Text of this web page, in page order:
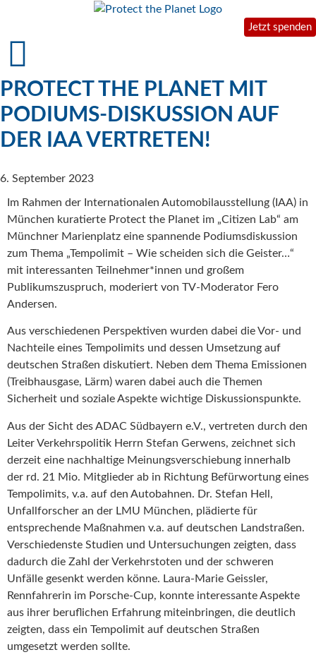
Jetzt spenden
PROTECT THE PLANET MIT
PODIUMS-DISKUSSION AUF
DER IAA VERTRETEN!
6. September 2023
Im Rahmen der Internationalen Automobilausstellung (IAA) in
München kuratierte Protect the Planet im „Citizen Lab“ am
Münchner Marienplatz eine spannende Podiumsdiskussion
zum Thema „Tempolimit – Wie scheiden sich die Geister…“
mit interessanten Teilnehmer*innen und großem
Publikumszuspruch, moderiert von TV-Moderator Fero
Andersen.
Aus verschiedenen Perspektiven wurden dabei die Vor- und
Nachteile eines Tempolimits und dessen Umsetzung auf
deutschen Straßen diskutiert. Neben dem Thema Emissionen
(Treibhausgase, Lärm) waren dabei auch die Themen
Sicherheit und soziale Aspekte wichtige Diskussionspunkte.
Aus der Sicht des ADAC Südbayern e.V., vertreten durch den
Leiter Verkehrspolitik Herrn Stefan Gerwens, zeichnet sich
derzeit eine nachhaltige Meinungsverschiebung innerhalb
der rd. 21 Mio. Mitglieder ab in Richtung Befürwortung eines
Tempolimits, v.a. auf den Autobahnen. Dr. Stefan Hell,
Unfallforscher an der LMU München, plädierte für
entsprechende Maßnahmen v.a. auf deutschen Landstraßen.
Verschiedenste Studien und Untersuchungen zeigten, dass
dadurch die Zahl der Verkehrstoten und der schweren
Unfälle gesenkt werden könne. Laura-Marie Geissler,
Rennfahrerin im Porsche-Cup, konnte interessante Aspekte
aus ihrer beruflichen Erfahrung miteinbringen, die deutlich
zeigten, dass ein Tempolimit auf deutschen Straßen
umgesetzt werden sollte.